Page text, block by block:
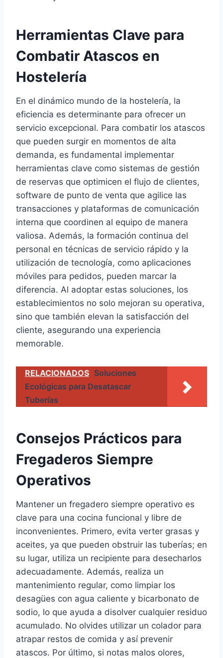
Herramientas Clave para
Combatir Atascos en
Hostelería
En el dinámico mundo de la hostelería, la
eficiencia es determinante para ofrecer un
servicio excepcional. Para combatir los atascos
que pueden surgir en momentos de alta
demanda, es fundamental implementar
herramientas clave como sistemas de gestión
de reservas que optimicen el flujo de clientes,
software de punto de venta que agilice las
transacciones y plataformas de comunicación
interna que coordinen al equipo de manera
valiosa. Además, la formación continua del
personal en técnicas de servicio rápido y la
utilización de tecnología, como aplicaciones
móviles para pedidos, pueden marcar la
diferencia. Al adoptar estas soluciones, los
establecimientos no solo mejoran su operativa,
sino que también elevan la satisfacción del
cliente, asegurando una experiencia
memorable.
RELACIONADOS Soluciones
Ecológicas para Desatascar
Tuberías
Consejos Prácticos para
Fregaderos Siempre
Operativos
Mantener un fregadero siempre operativo es
clave para una cocina funcional y libre de
inconvenientes. Primero, evita verter grasas y
aceites, ya que pueden obstruir las tuberías; en
su lugar, utiliza un recipiente para desecharlos
adecuadamente. Además, realiza un
mantenimiento regular, como limpiar los
desagües con agua caliente y bicarbonato de
sodio, lo que ayuda a disolver cualquier residuo
acumulado. No olvides utilizar un colador para
atrapar restos de comida y así prevenir
atascos. Por último, si notas malos olores,